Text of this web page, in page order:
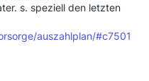
s. speziell den letzten
auszahlplan/#c7501